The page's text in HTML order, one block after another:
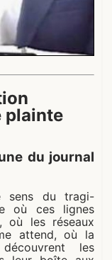
plainte
du journal
sens du tragi-
où ces lignes
où les réseaux
attend, où la
les